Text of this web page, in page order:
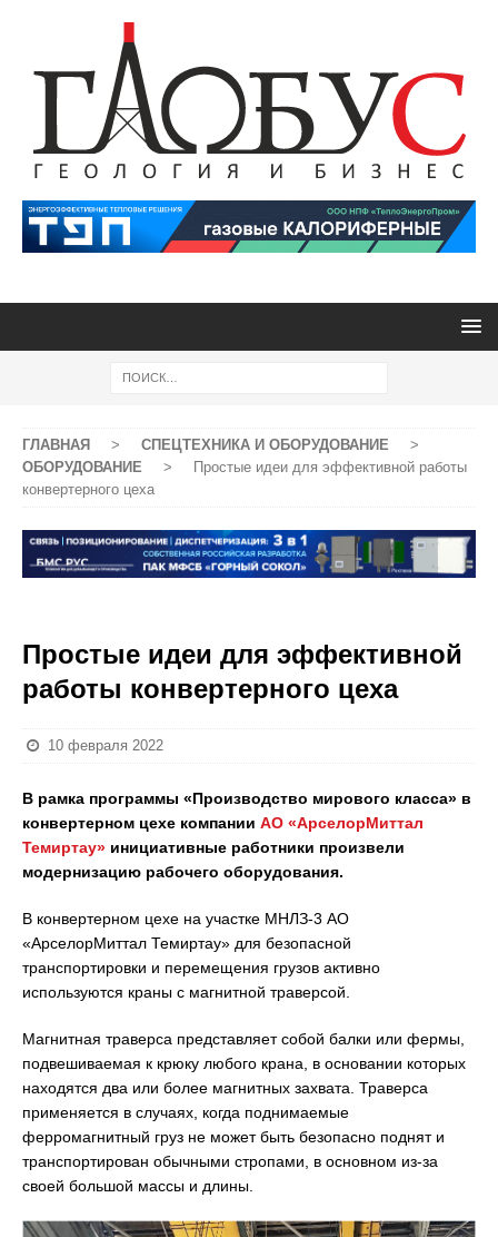
ГЛАВНАЯ > СПЕЦТЕХНИКА И ОБОРУДОВАНИЕ
>
ОБОРУДОВАНИЕ
>
Простые идеи для эффективной работы
конвертерного цеха
Простые идеи для эффективной
работы конвертерного цеха
10 февраля 2022
В рамка программы «Производство мирового класса» в
конвертерном цехе компании АО «АрселорМиттал
Темиртау» инициативные работники произвели
модернизацию рабочего оборудования.
В конвертерном цехе на участке МНЛЗ-3 АО
«АрселорМиттал Темиртау» для безопасной
транспортировки и перемещения грузов активно
используются краны с магнитной траверсой.
Магнитная траверса представляет собой балки или фермы,
подвешиваемая к крюку любого крана, в основании которых
находятся два или более магнитных захвата. Траверса
применяется в случаях, когда поднимаемые
ферромагнитный груз не может быть безопасно поднят и
транспортирован обычными стропами, в основном из-за
своей большой массы и длины.